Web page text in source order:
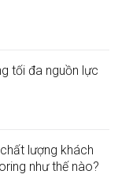
tối đa nguồn lực
lượng khách
như thế nào?